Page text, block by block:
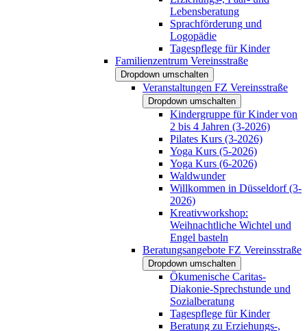
Lebensberatung
Sprachförderung und
Logopädie
Tagespflege für Kinder
Familienzentrum Vereinsstraße
Dropdown umschalten
Veranstaltungen FZ Vereinsstraße
Dropdown umschalten
Kindergruppe für Kinder von
2 bis 4 Jahren (3-2026)
Pilates Kurs (3-2026)
Yoga Kurs (5-2026)
Yoga Kurs (6-2026)
Waldwunder
Willkommen in Düsseldorf (3-
2026)
Kreativworkshop:
Weihnachtliche Wichtel und
Engel basteln
Beratungsangebote FZ Vereinsstraße
Dropdown umschalten
Ökumenische Caritas-
Diakonie-Sprechstunde und
Sozialberatung
Tagespflege für Kinder
Beratung zu Erziehungs-,